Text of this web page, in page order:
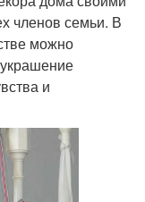
членов семьи. В
можно
и